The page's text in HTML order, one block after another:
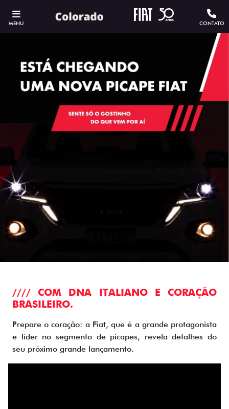
MENU CONTATO
//// COM DNA ITALIANO E CORAÇÃO
BRASILEIRO.
Prepare o coração: a Fiat, que é a grande protagonista
e líder no segmento de picapes, revela detalhes do
seu próximo grande lançamento.